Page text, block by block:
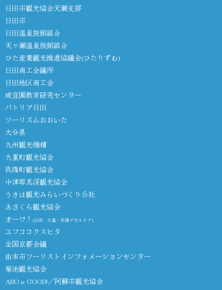
日田市観光協会天瀬支部
日田市
日田温泉旅館組合
天ヶ瀬温泉旅館組合
ひた産業観光推進協議会(ひたりずむ)
日田商工会議所
日田地区商工会
咸宜園教育研究センター
パトリア日田
ツーリズムおおいた
大分県
九州観光機構
九重町観光協会
玖珠町観光協会
中津耶馬渓観光協会
うきは観光みらいづくり公社
あさくら観光協会
オーワ！ (日田・九重・玖珠アウトドア)
ユフココクスヒタ
全国京都会議
由布市ツーリストインフォメーションセンター
菊池観光協会
ASO is GOOD!／阿蘇市観光協会